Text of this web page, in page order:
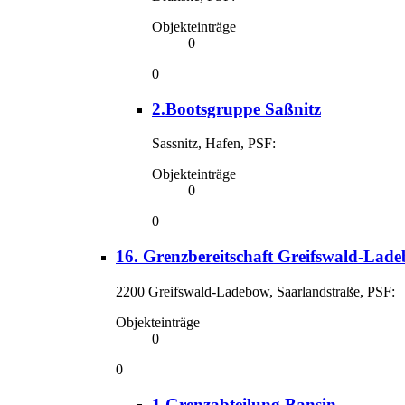
Objekteinträge
0
0
2.Bootsgruppe Saßnitz
Sassnitz, Hafen, PSF:
Objekteinträge
0
0
16. Grenzbereitschaft Greifswald-
2200 Greifswald-Ladebow, Saarlandstraße, PSF:
Objekteinträge
0
0